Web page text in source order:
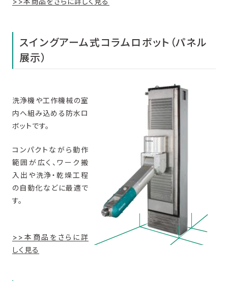
スイングアーム式コラムロボット（パネル
展示）
洗浄機や工作機械の室
内へ組み込める防水ロ
ボットです。
コンパクトながら動作
範囲が広く、ワーク搬
入出や洗浄・乾燥工程
の自動化などに最適で
す。
>>本商品をさらに詳
しく見る